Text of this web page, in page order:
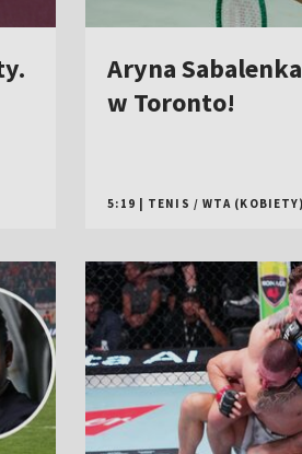
Aryna
w Toronto!
5:19 | TENIS / WTA (KOBIETY)